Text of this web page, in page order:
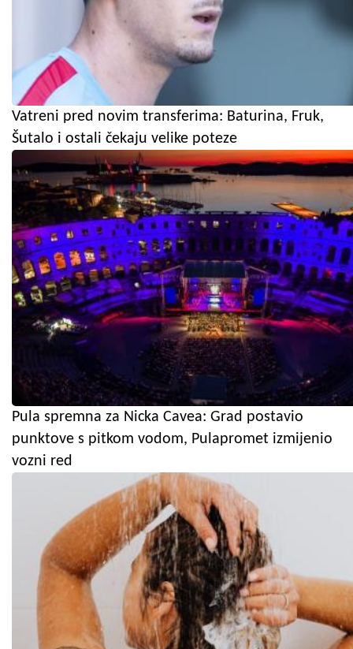
Vatreni pred novim transferima: Baturina, Fruk,
Šutalo i ostali čekaju velike poteze
Pula spremna za Nicka Cavea: Grad postavio
punktove s pitkom vodom, Pulapromet izmijenio
vozni red